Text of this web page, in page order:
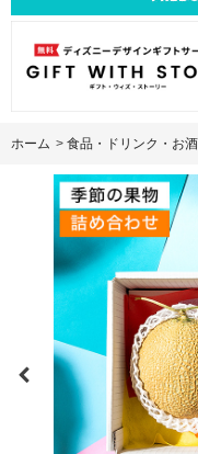
ホーム > 食品・ドリンク・お酒